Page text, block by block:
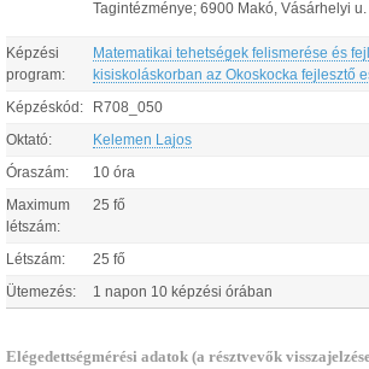
Tagintézménye; 6900 Makó, Vásárhelyi u.
Képzési
program:
Matematikai tehetségek felismerése és
kisiskoláskorban az Okoskocka fejlesztő
Képzéskód: R708_050
Oktató: Kelemen Lajos
Óraszám: 10 óra
Maximum
létszám:
25 fő
Létszám: 25 fő
Ütemezés: 1 napon 10 képzési órában
Elégedettségmérési adatok (a résztvevők